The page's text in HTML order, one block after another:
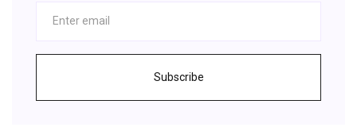
Subscribe